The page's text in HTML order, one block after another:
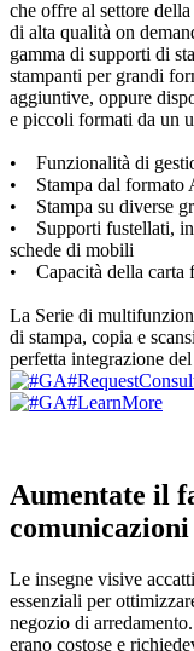
che offre al settore
di alta qualità on
gamma di supporti di
stampanti per grandi
aggiuntive, oppure
e piccoli formati da un
• Funzionalità di
• Stampa dal formato
• Stampa su diverse
• Supporti fustellati,
schede di mobili
• Capacità della carta
La Serie di
di stampa, copia e
perfetta integrazione
Aumentate il
Le insegne visive
essenziali per
negozio di
erano costose e